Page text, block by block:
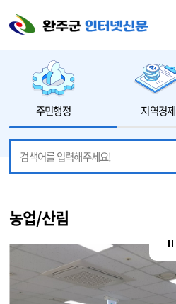
주민행정 지역경제
농업/산림